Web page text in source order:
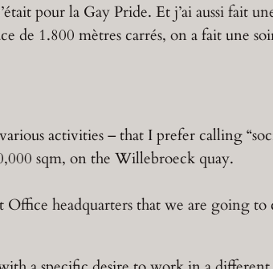
pour la Gay Pride. Et j’ai aussi fait
de 1.800 mètres carrés, on a fait une
activities – that I prefer calling
sqm, on the Willebroeck quay.
headquarters that we are going